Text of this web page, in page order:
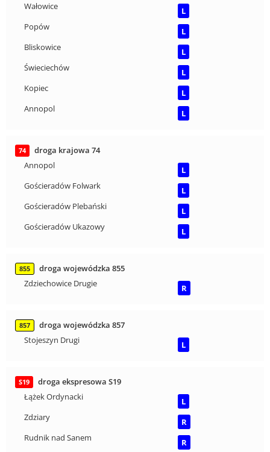
Wałowice
L
Popów
L
Bliskowice
L
Świeciechów
L
Kopiec
L
Annopol
L
74
droga krajowa 74
Annopol
L
Gościeradów Folwark
L
Gościeradów Plebański
L
Gościeradów Ukazowy
L
855
droga wojewódzka 855
Zdziechowice Drugie
R
857
droga wojewódzka 857
Stojeszyn Drugi
L
S19
droga ekspresowa S19
Łążek Ordynacki
L
Zdziary
R
Rudnik nad Sanem
R